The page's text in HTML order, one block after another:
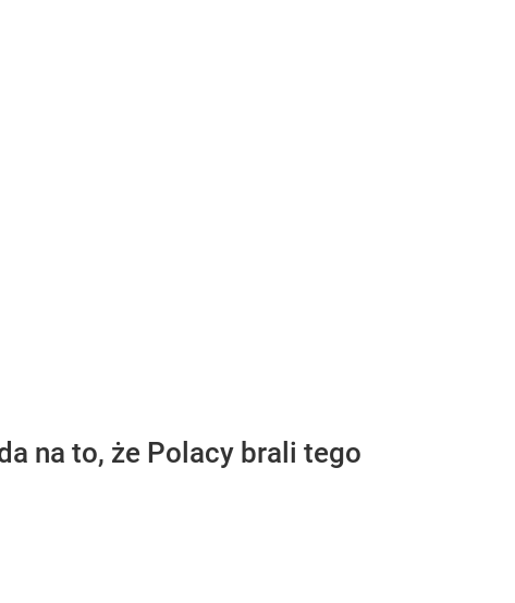
na to, że Polacy brali tego